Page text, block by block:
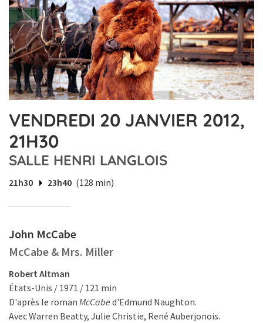
VENDREDI 20 JANVIER 2012,
21H30
SALLE HENRI LANGLOIS
21h30 23h40 (128 min)
John McCabe
McCabe & Mrs. Miller
Robert Altman
États-Unis / 1971 / 121 min
D'après le roman McCabe d'Edmund Naughton.
Avec Warren Beatty, Julie Christie, René Auberjonois.